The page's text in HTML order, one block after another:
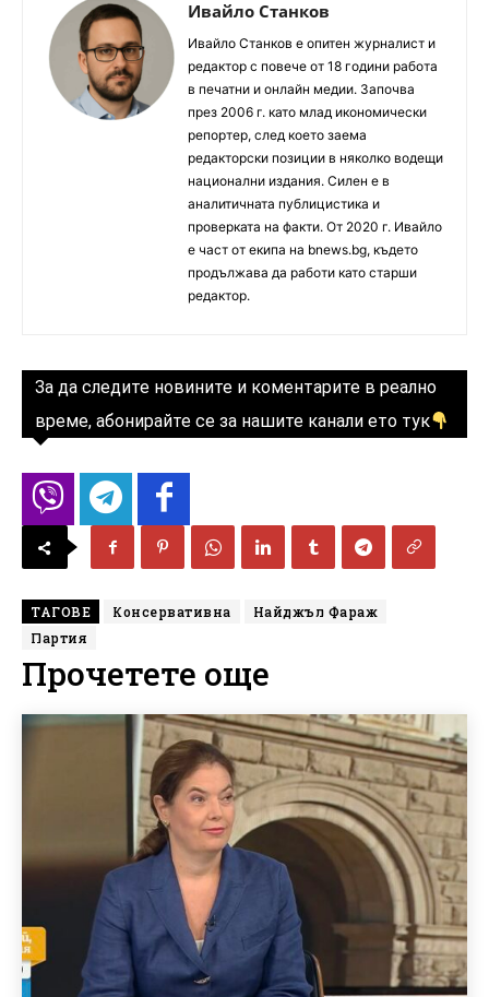
Ивайло Станков
Ивайло Станков е опитен журналист и
редактор с повече от 18 години работа
в печатни и онлайн медии. Започва
през 2006 г. като млад икономически
репортер, след което заема
редакторски позиции в няколко водещи
национални издания. Силен е в
аналитичната публицистика и
проверката на факти. От 2020 г. Ивайло
е част от екипа на bnews.bg, където
продължава да работи като старши
редактор.
За да следите новините и коментарите в реално
време, абонирайте се за нашите канали ето тук
ТАГОВЕ Консервативна
Найджъл Фараж
Партия
Прочетете още